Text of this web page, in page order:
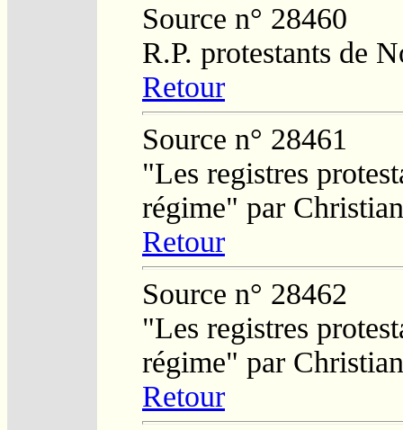
Source n° 28460
R.P. protestants de
Retour
Source n° 28461
"Les registres
régime" par
Retour
Source n° 28462
"Les registres
régime" par
Retour